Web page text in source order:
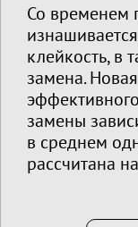
Со временем
клейкость, в
замена.
замены
в среднем
рассчитана